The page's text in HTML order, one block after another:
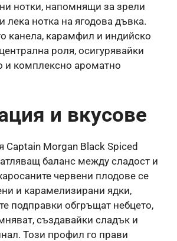
нотки, напомнящи за зрели
лека нотка на ягодова дъвка.
канела, карамфил и индийско
роля, осигурявайки
и комплексно ароматно
и вкусове
Captain Morgan Black Spiced
баланс между сладост и
червени плодове се
и карамелизирани ядки,
подправки обгръщат небцето,
създавайки сладък и
Този профил го прави